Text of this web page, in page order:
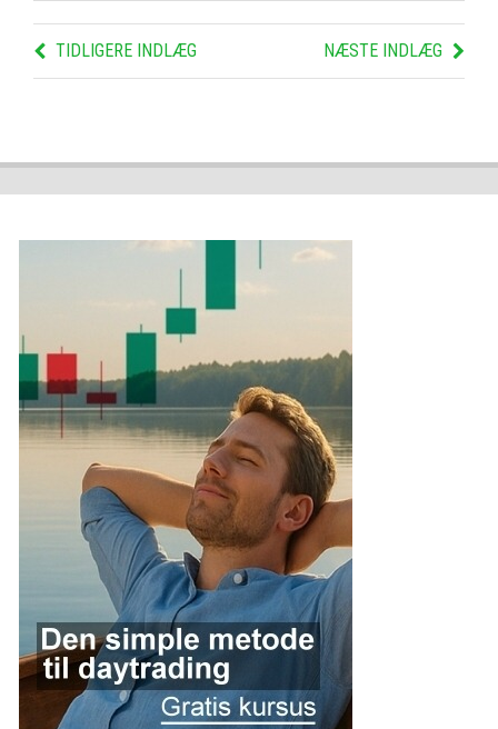
TIDLIGERE INDLÆG NÆSTE INDLÆG